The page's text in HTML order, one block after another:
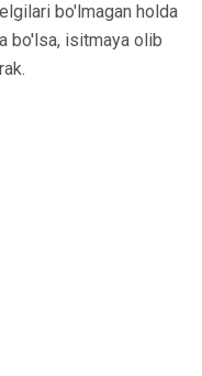
bo'lmagan holda
bo'lsa, isitmaya olib